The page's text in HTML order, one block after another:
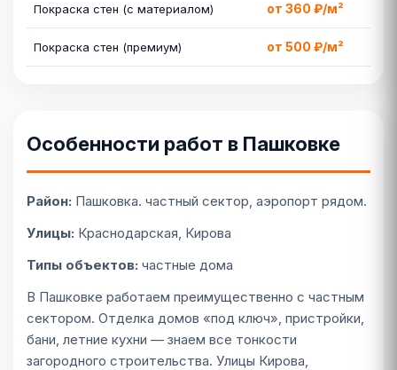
Покраска стен (с материалом) от 360 ₽/м²
Покраска стен (премиум) от 500 ₽/м²
Особенности работ в Пашковке
Район: Пашковка. частный сектор, аэропорт рядом.
Улицы: Краснодарская, Кирова
Типы объектов: частные дома
В Пашковке работаем преимущественно с частным
сектором. Отделка домов «под ключ», пристройки,
бани, летние кухни — знаем все тонкости
загородного строительства. Улицы Кирова,